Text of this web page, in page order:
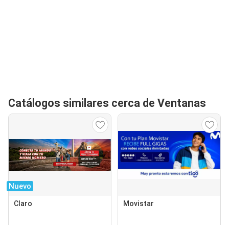
Catálogos similares cerca de Ventanas
Nuevo
Claro Movistar